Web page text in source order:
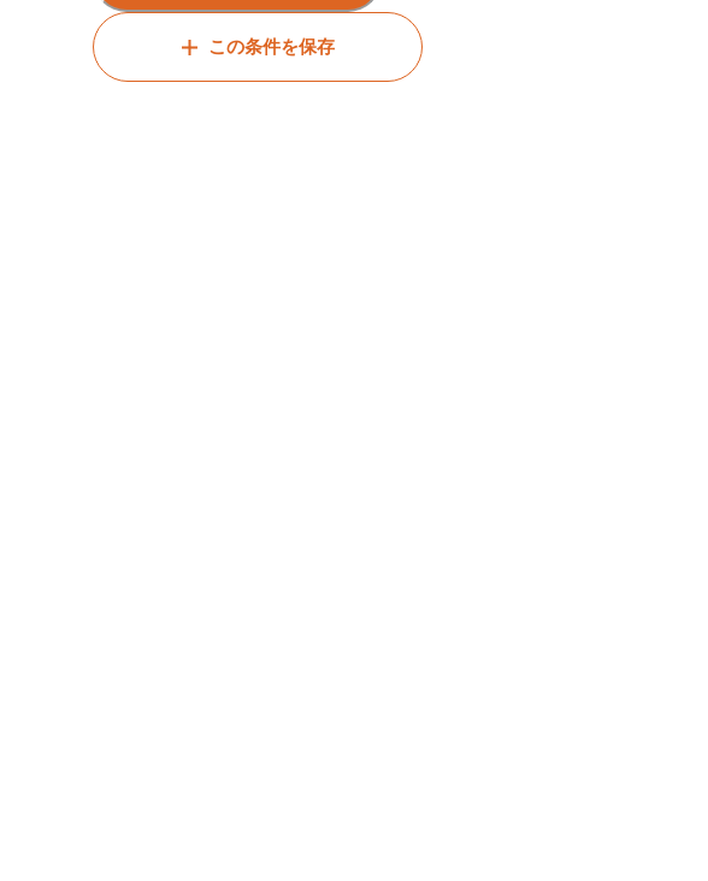
この条件を保存